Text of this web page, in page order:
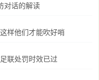
对话的解读
样他们才能吹好哨
联处罚时效已过